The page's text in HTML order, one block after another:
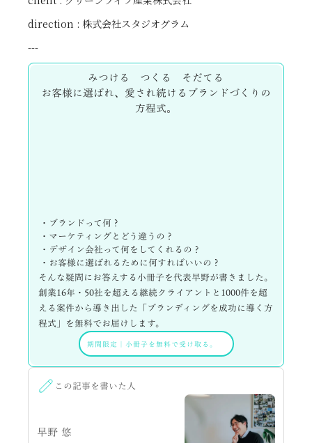
direction : 株式会社スタジオグラム
---
みつける つくる そだてる
お客様に選ばれ、愛され続けるブランドづくりの
方程式。
・ブランドって何？
・マーケティングとどう違うの？
・デザイン会社って何をしてくれるの？
・お客様に選ばれるために何すればいいの？
そんな疑問にお答えする小冊子を代表早野が書きました。
創業16年・50社を超える継続クライアントと1000件を超
える案件から導き出した「ブランディングを成功に導く方
程式」を無料でお届けします。
期間限定 ｜ 小冊子を無料で受け取る。
この記事を書いた人
早野 悠